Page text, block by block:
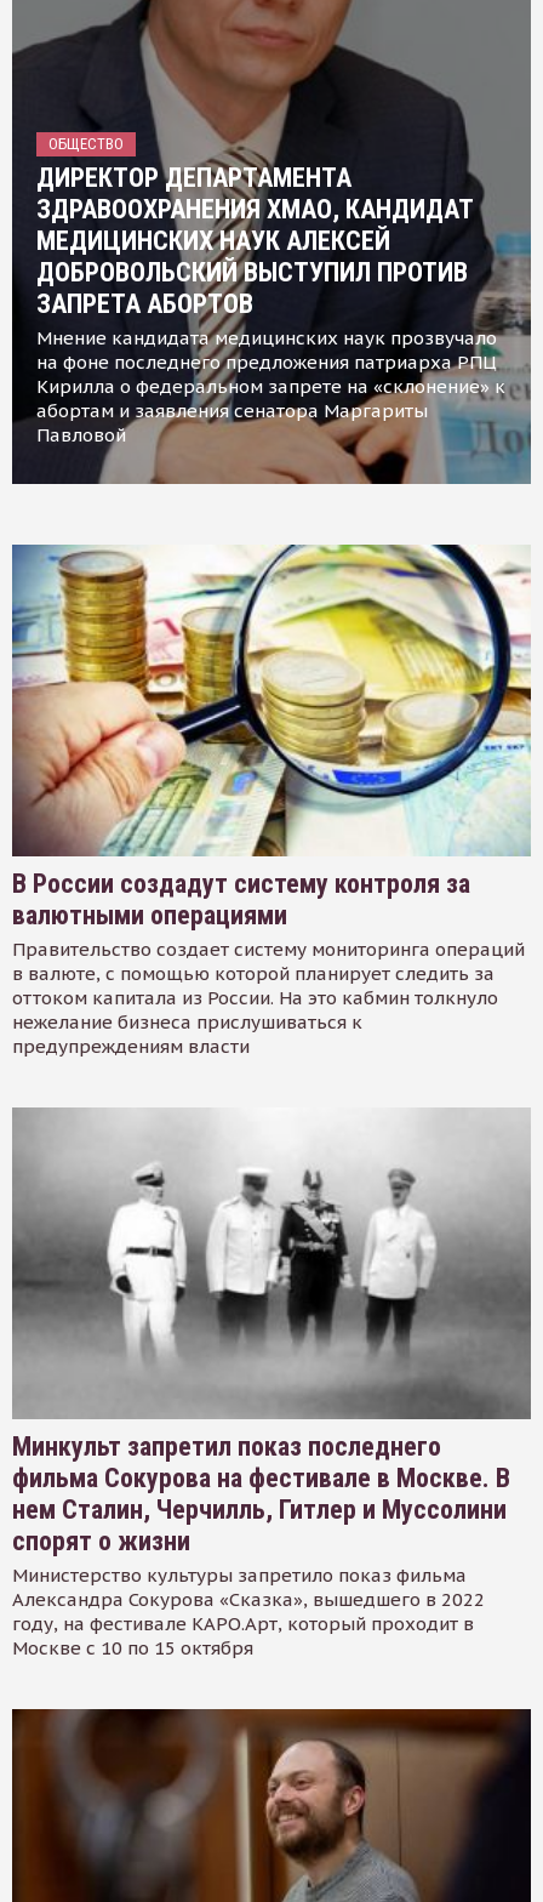
ОБЩЕСТВО
ДИРЕКТОР ДЕПАРТАМЕНТА
ЗДРАВООХРАНЕНИЯ ХМАО, КАНДИДАТ
МЕДИЦИНСКИХ НАУК АЛЕКСЕЙ
ДОБРОВОЛЬСКИЙ ВЫСТУПИЛ ПРОТИВ
ЗАПРЕТА АБОРТОВ
Мнение кандидата медицинских наук прозвучало
на фоне последнего предложения патриарха РПЦ
Кирилла о федеральном запрете на «склонение» к
абортам и заявления сенатора Маргариты
Павловой
В России создадут систему контроля за
валютными операциями
Правительство создает систему мониторинга операций
в валюте, с помощью которой планирует следить за
оттоком капитала из России. На это кабмин толкнуло
нежелание бизнеса прислушиваться к
предупреждениям власти
Минкульт запретил показ последнего
фильма Сокурова на фестивале в Москве. В
нем Сталин, Черчилль, Гитлер и Муссолини
спорят о жизни
Министерство культуры запретило показ фильма
Александра Сокурова «Сказка», вышедшего в 2022
году, на фестивале КАРО.Арт, который проходит в
Москве с 10 по 15 октября